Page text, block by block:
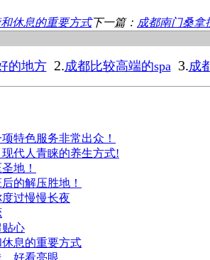
休息的重要方式下一篇： 成都南门桑拿
的地方 2.成都比较高端的spa 3.成
特色服务非常出众！
代人青睐的养生方式!
地！
的解压胜地！
过慢慢长夜
贴心
息的重要方式